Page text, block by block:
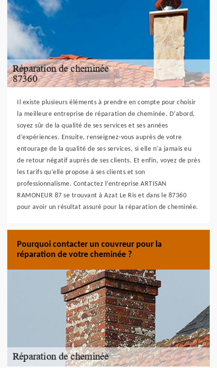
Il existe plusieurs éléments à prendre en compte pour choisir
la meilleure entreprise de réparation de cheminée. D’abord,
soyez sûr de la qualité de ses services et ses années
d’expériences. Ensuite, renseignez-vous auprès de votre
entourage de la qualité de ses services, si elle n’a jamais eu
de retour négatif auprès de ses clients. Et enfin, voyez de près
les tarifs qu’elle propose à ses clients et son
professionnalisme. Contactez l’entreprise ARTISAN
RAMONEUR 87 se trouvant à Azat Le Ris et dans le 87360
pour avoir un résultat assuré pour la réparation de cheminée.
Pourquoi contacter un couvreur pour la
réparation de votre cheminée ?